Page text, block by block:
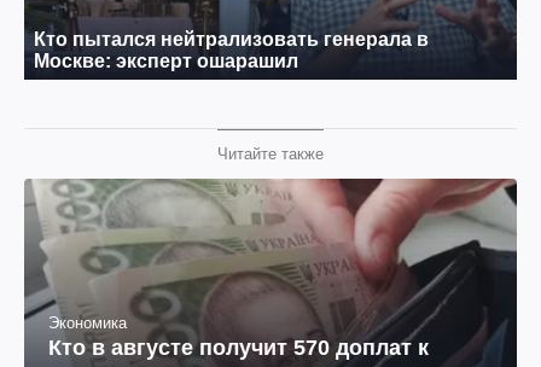
Читайте также
Экономика
Кто в августе получит 570 доплат к